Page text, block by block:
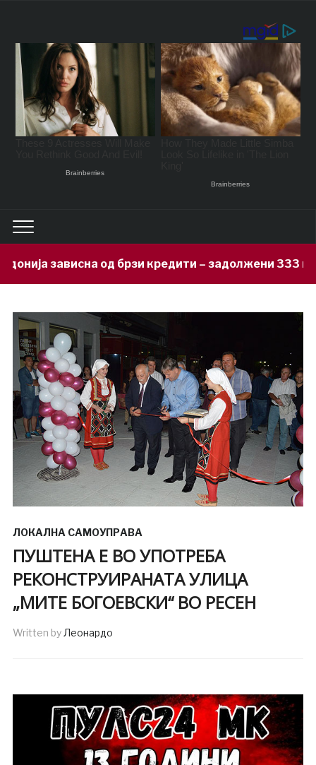
брзи кредити – задолжени 333 милиони евра за 71
ЛОКАЛНА САМОУПРАВА
ПУШТЕНА Е ВО УПОТРЕБА
РЕКОНСТРУИРАНАТА УЛИЦА
„МИТЕ БОГОЕВСКИ“ ВО РЕСЕН
Written byЛеонардо